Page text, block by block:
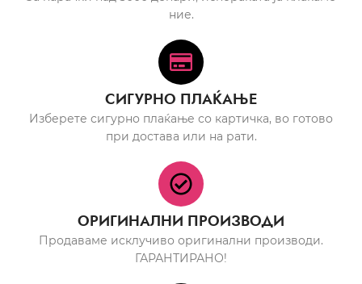
ние.
СИГУРНО ПЛАЌАЊЕ
Изберете сигурно плаќање со картичка, во готово
при достава или на рати.
ОРИГИНАЛНИ ПРОИЗВОДИ
Продаваме исклучиво оригинални производи.
ГАРАНТИРАНО!